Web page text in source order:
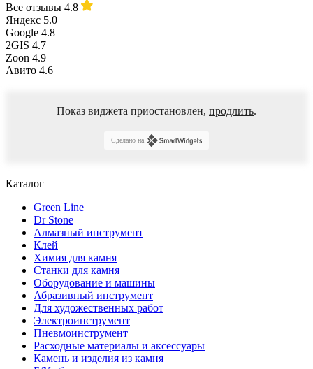
Все отзывы 4.8
Яндекс 5.0
Google 4.8
2GIS 4.7
Zoon 4.9
Авито 4.6
Показ виджета приостановлен, продлить.
Сделано на
Каталог
Green Line
Dr Stone
Алмазный инструмент
Клей
Химия для камня
Станки для камня
Оборудование и машины
Абразивный инструмент
Для художественных работ
Электроинструмент
Пневмоинструмент
Расходные материалы и аксессуары
Камень и изделия из камня